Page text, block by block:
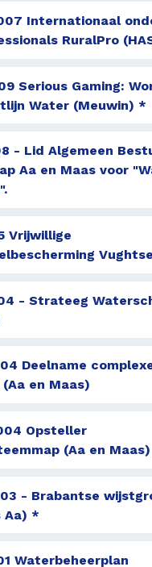
Internationaal
RuralPro
Serious Gaming:
Water (Meuwin) *
- Lid Algemeen
Aa en Maas voor
Vrijwillige
- Strateeg
Deelname
en Maas)
Opsteller
(Aa en Maas)
- Brabantse
Aa) *
Waterbeheerplan